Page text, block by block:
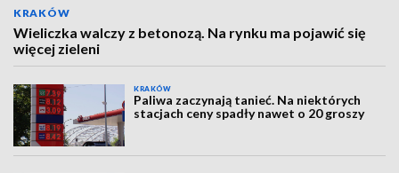
KRAKÓW
Wieliczka walczy z betonozą. Na rynku ma pojawić się
więcej zieleni
KRAKÓW
Paliwa zaczynają tanieć. Na niektórych
stacjach ceny spadły nawet o 20 groszy